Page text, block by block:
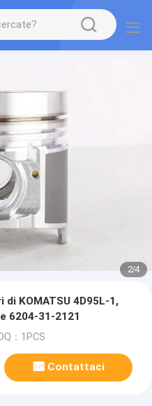
2/4
KOMATSU 4D95L-1,
6204-31-2121
：1PCS
Contattaci